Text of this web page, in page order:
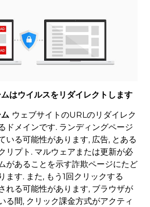
はウイルスをリダイレクトします
ウェブサイトのURLのリダイレク
ドメインです. ランディングページ
いる可能性があります, 広告, とある
リプト. マルウェアまたは更新が必
があることを示す詐欺ページにたど
ます. また, もう1回クリックする
れる可能性があります, ブラウザが
る間, クリック課金方式がアクティ